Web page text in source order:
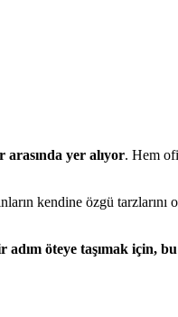
arasında yer alıyor. Hem
kendine özgü tarzlarını
adım öteye taşımak için,